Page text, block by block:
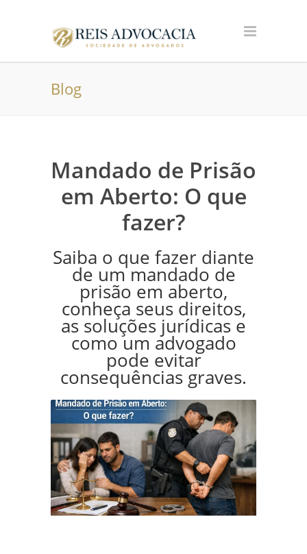
Blog
Mandado de Prisão
em Aberto: O que
fazer?
Saiba o que fazer diante
de um mandado de
prisão em aberto,
conheça seus direitos,
as soluções jurídicas e
como um advogado
pode evitar
consequências graves.